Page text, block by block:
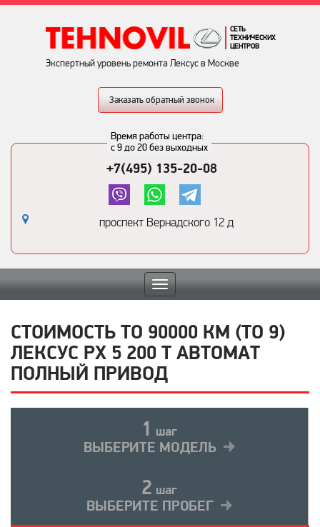
СЕТЬ
ТЕХНИЧЕСКИХ
ЦЕНТРОВ
Экспертный уровень ремонта Лексус в Москве
Заказать обратный звонок
Время работы центра:
с 9 до 20 без выходных
+7(495) 135-20-08
проспект Вернадского 12 д
Toggle
navigation
СТОИМОСТЬ ТО 90000 КМ (ТО 9)
ЛЕКСУС РХ 5 200 Т АВТОМАТ
ПОЛНЫЙ ПРИВОД
1 шаг
ВЫБЕРИТЕ МОДЕЛЬ
2 шаг
ВЫБЕРИТЕ ПРОБЕГ